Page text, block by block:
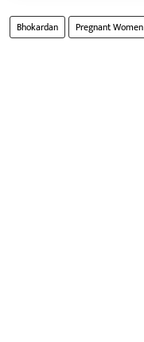
Bhokardan Pregnant Women